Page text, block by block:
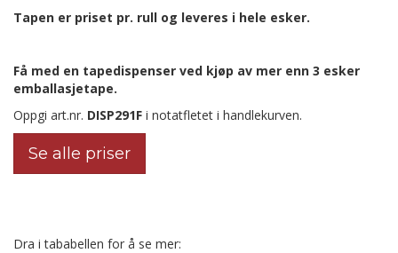
Tapen er priset pr. rull og leveres i hele esker.
Få med en tapedispenser ved kjøp av mer enn 3 esker
emballasjetape.
Oppgi art.nr. DISP291F i notatfletet i handlekurven.
Se alle priser
Dra i tababellen for å se mer: